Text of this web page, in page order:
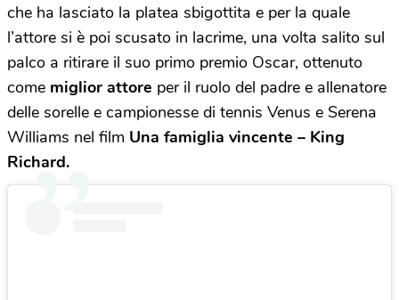
che ha lasciato la platea sbigottita e per la quale
l’attore si è poi scusato in lacrime, una volta salito sul
palco a ritirare il suo primo premio Oscar, ottenuto
come miglior attore per il ruolo del padre e allenatore
delle sorelle e campionesse di tennis Venus e Serena
Williams nel film Una famiglia vincente – King
Richard.